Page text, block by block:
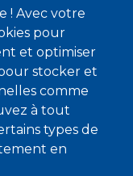
! Avec votre
pour
et optimiser
stocker et
comme
à tout
types de
en